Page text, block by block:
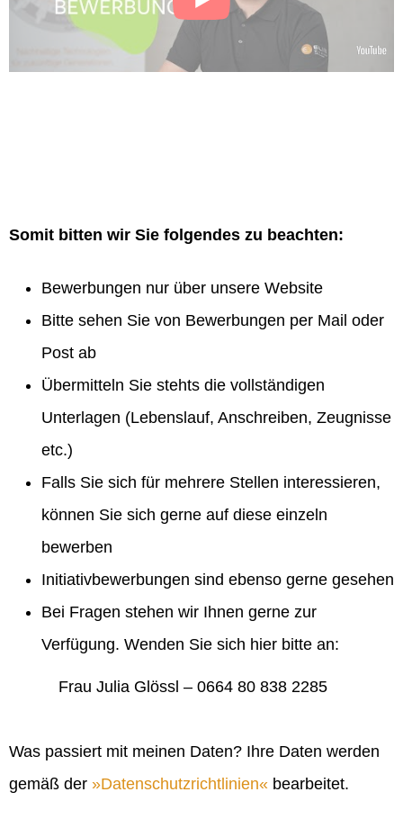
Somit bitten wir Sie folgendes zu beachten:
Bewerbungen nur über unsere Website
Bitte sehen Sie von Bewerbungen per Mail oder
Post ab
Übermitteln Sie stehts die vollständigen
Unterlagen (Lebenslauf, Anschreiben, Zeugnisse
etc.)
Falls Sie sich für mehrere Stellen interessieren,
können Sie sich gerne auf diese einzeln
bewerben
Initiativbewerbungen sind ebenso gerne gesehen
Bei Fragen stehen wir Ihnen gerne zur
Verfügung. Wenden Sie sich hier bitte an:
Frau Julia Glössl – 0664 80 838 2285
Was passiert mit meinen Daten? Ihre Daten werden
gemäß der
Datenschutzrichtlinien bearbeitet.